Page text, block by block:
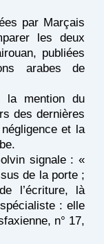
par Marçais
les deux
publiées
arabes de
la mention du
des dernières
et la
signale : «
de la porte ;
l’écriture, là
: elle
n° 17,